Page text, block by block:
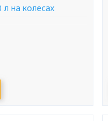
л на колесах